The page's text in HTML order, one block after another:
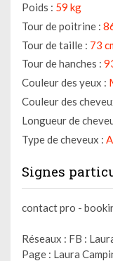
Poids : 59 kg
Tour de poitrine :
Tour de taille : 73
Tour de hanches :
Couleur des yeux :
Couleur des
Longueur de
Type de cheveux :
Signes
contact pro -
Réseaux : FB :
Page : Laura